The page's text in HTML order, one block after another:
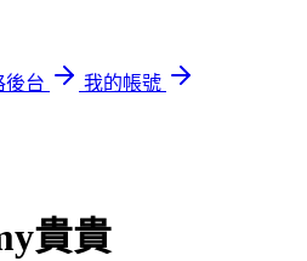
後台
我的帳號
貴貴